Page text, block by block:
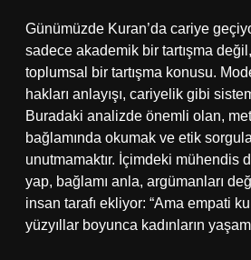
Günümüzde Kuran’da cariye
sadece akademik bir tartışma
toplumsal bir tartışma konusu.
hakları anlayışı, cariyelik gibi
Buradaki analizde önemli olan,
bağlamında okumak ve etik
unutmamaktır. İçimdeki mühendis
yap, bağlamı anla, argümanları
insan tarafı ekliyor: “Ama empati
yüzyıllar boyunca kadınların